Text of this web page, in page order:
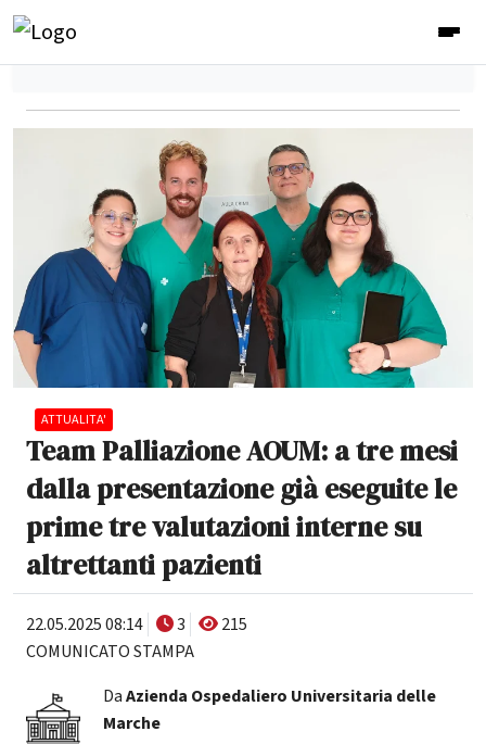
ATTUALITA'
Team Palliazione AOUM: a tre mesi
dalla presentazione già eseguite le
prime tre valutazioni interne su
altrettanti pazienti
22.05.2025 08:14 3
215
COMUNICATO STAMPA
DaAzienda Ospedaliero Universitaria delle
Marche